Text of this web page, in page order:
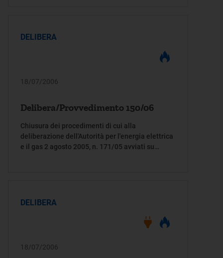
DELIBERA
18/07/2006
Delibera/Provvedimento 150/06
Chiusura dei procedimenti di cui alla
deliberazione dell'Autorità per l'energia elettrica
e il gas 2 agosto 2005, n. 171/05 avviati su
DELIBERA
18/07/2006